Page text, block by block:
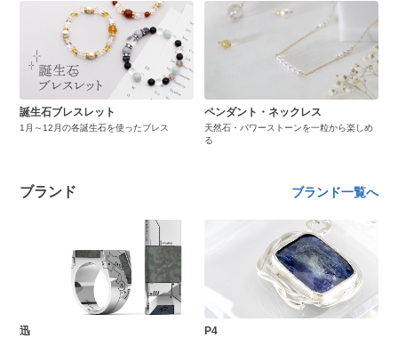
誕生石ブレスレット
1月～12月の各誕生石を使ったブレス
ペンダント・ネックレス
天然石・パワーストーンを一粒から楽しめ
る
ブランド ブランド一覧へ
迅 P4